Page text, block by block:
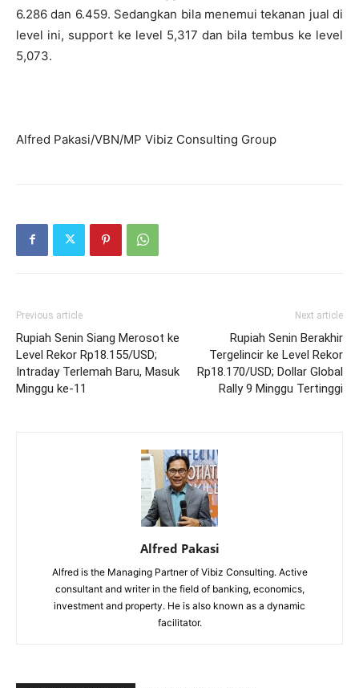
6.286 dan 6.459. Sedangkan bila menemui tekanan jual di
level ini, support ke level 5,317 dan bila tembus ke level
5,073.
Alfred Pakasi/VBN/MP Vibiz Consulting Group
Previous article
Rupiah Senin Siang Merosot ke
Level Rekor Rp18.155/USD;
Intraday Terlemah Baru, Masuk
Minggu ke-11
Next article
Rupiah Senin Berakhir
Tergelincir ke Level Rekor
Rp18.170/USD; Dollar Global
Rally 9 Minggu Tertinggi
Alfred Pakasi
Alfred is the Managing Partner of Vibiz Consulting. Active
consultant and writer in the field of banking, economics,
investment and property. He is also known as a dynamic
facilitator.